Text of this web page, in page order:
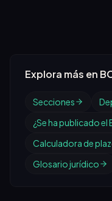
Explora más en
Secciones
¿Se ha publicado el
Calculadora de
Glosario jurídico